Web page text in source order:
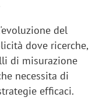
del
dove ricerche,
di misurazione
necessita di
efficaci.